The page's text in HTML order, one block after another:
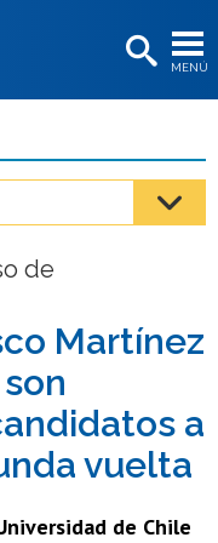
MENÚ
de
Martínez
a
vuelta
de Chile